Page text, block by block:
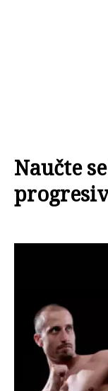
Naučte